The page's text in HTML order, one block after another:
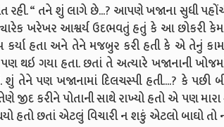
રહી. “ તને શું લાગે છે...? આપણે ખજાના સુધી
ખરેખર આશ્વર્ય ઉદભવતું હતું કે આ છોકરી કેમ
કર્યા હતા અને તેને મજબુર કરી હતી કે એ તેનું
પણ થઇ ગયા હતા. છતાં તે અત્યારે ખજાનાની
તેને પણ ખજાનામાં દિલચસ્પી હતી....? કે પછી
જીદ કરીને પોતાની સાથે રાખ્યો હતો એ પણ
હતો છતાં એટલું વિચારી ન શકું એટલો બાઘો તો